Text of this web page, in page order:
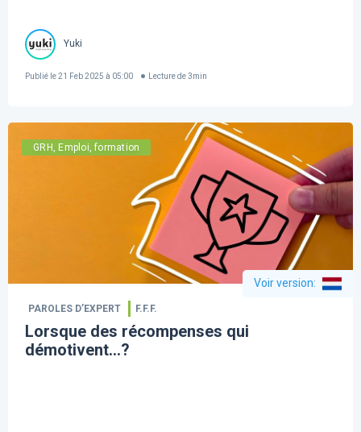
Yuki
Publié le21 Feb 2025 à 05:00 Lecture de 3min
GRH, Emploi, formation
Voir version:
PAROLES D’EXPERT F.F.F.
Lorsque des récompenses qui
démotivent…?